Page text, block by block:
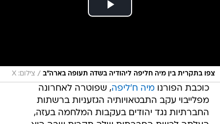
צפו בתקרית בין מיה חליפה ליהודיה בשדה תעופה בארה"ב / צילום: X
כוכבת הפורנומיה ח'ליפה, שפוטרה לאחרונה
מפלייבוי עקב התבטאויותיה הגזעניות ברשתות
החברתיות נגד יהודים בעקבות המלחמה בעזה,